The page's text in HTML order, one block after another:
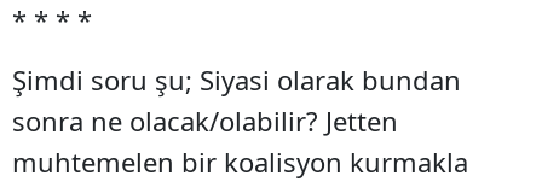
* * * *
Şimdi soru şu; Siyasi olarak bundan
sonra ne olacak/olabilir? Jetten
muhtemelen bir koalisyon kurmakla